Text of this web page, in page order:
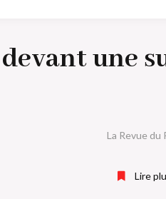
une
La Revue du
Lire